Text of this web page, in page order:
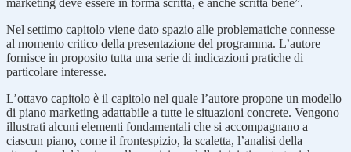
Nel settimo capitolo viene dato spazio alle problematiche connesse
al momento critico della presentazione del programma. L’autore
fornisce in proposito tutta una serie di indicazioni pratiche di
particolare interesse.
L’ottavo capitolo è il capitolo nel quale l’autore propone un modello
di piano marketing adattabile a tutte le situazioni concrete. Vengono
illustrati alcuni elementi fondamentali che si accompagnano a
ciascun piano, come il frontespizio, la scaletta, l’analisi della